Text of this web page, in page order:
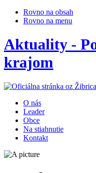
Rovno na obsah
Rovno na menu
Aktuality -
krajom
O nás
Leader
Obce
Na stiahnutie
Kontakt